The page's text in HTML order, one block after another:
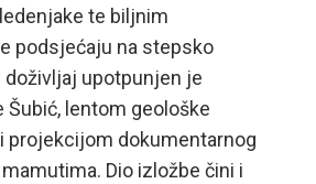
te biljnim
podsjećaju na stepsko
doživljaj upotpunjen je
Šubić, lentom geološke
projekcijom dokumentarnog
Dio izložbe čini i